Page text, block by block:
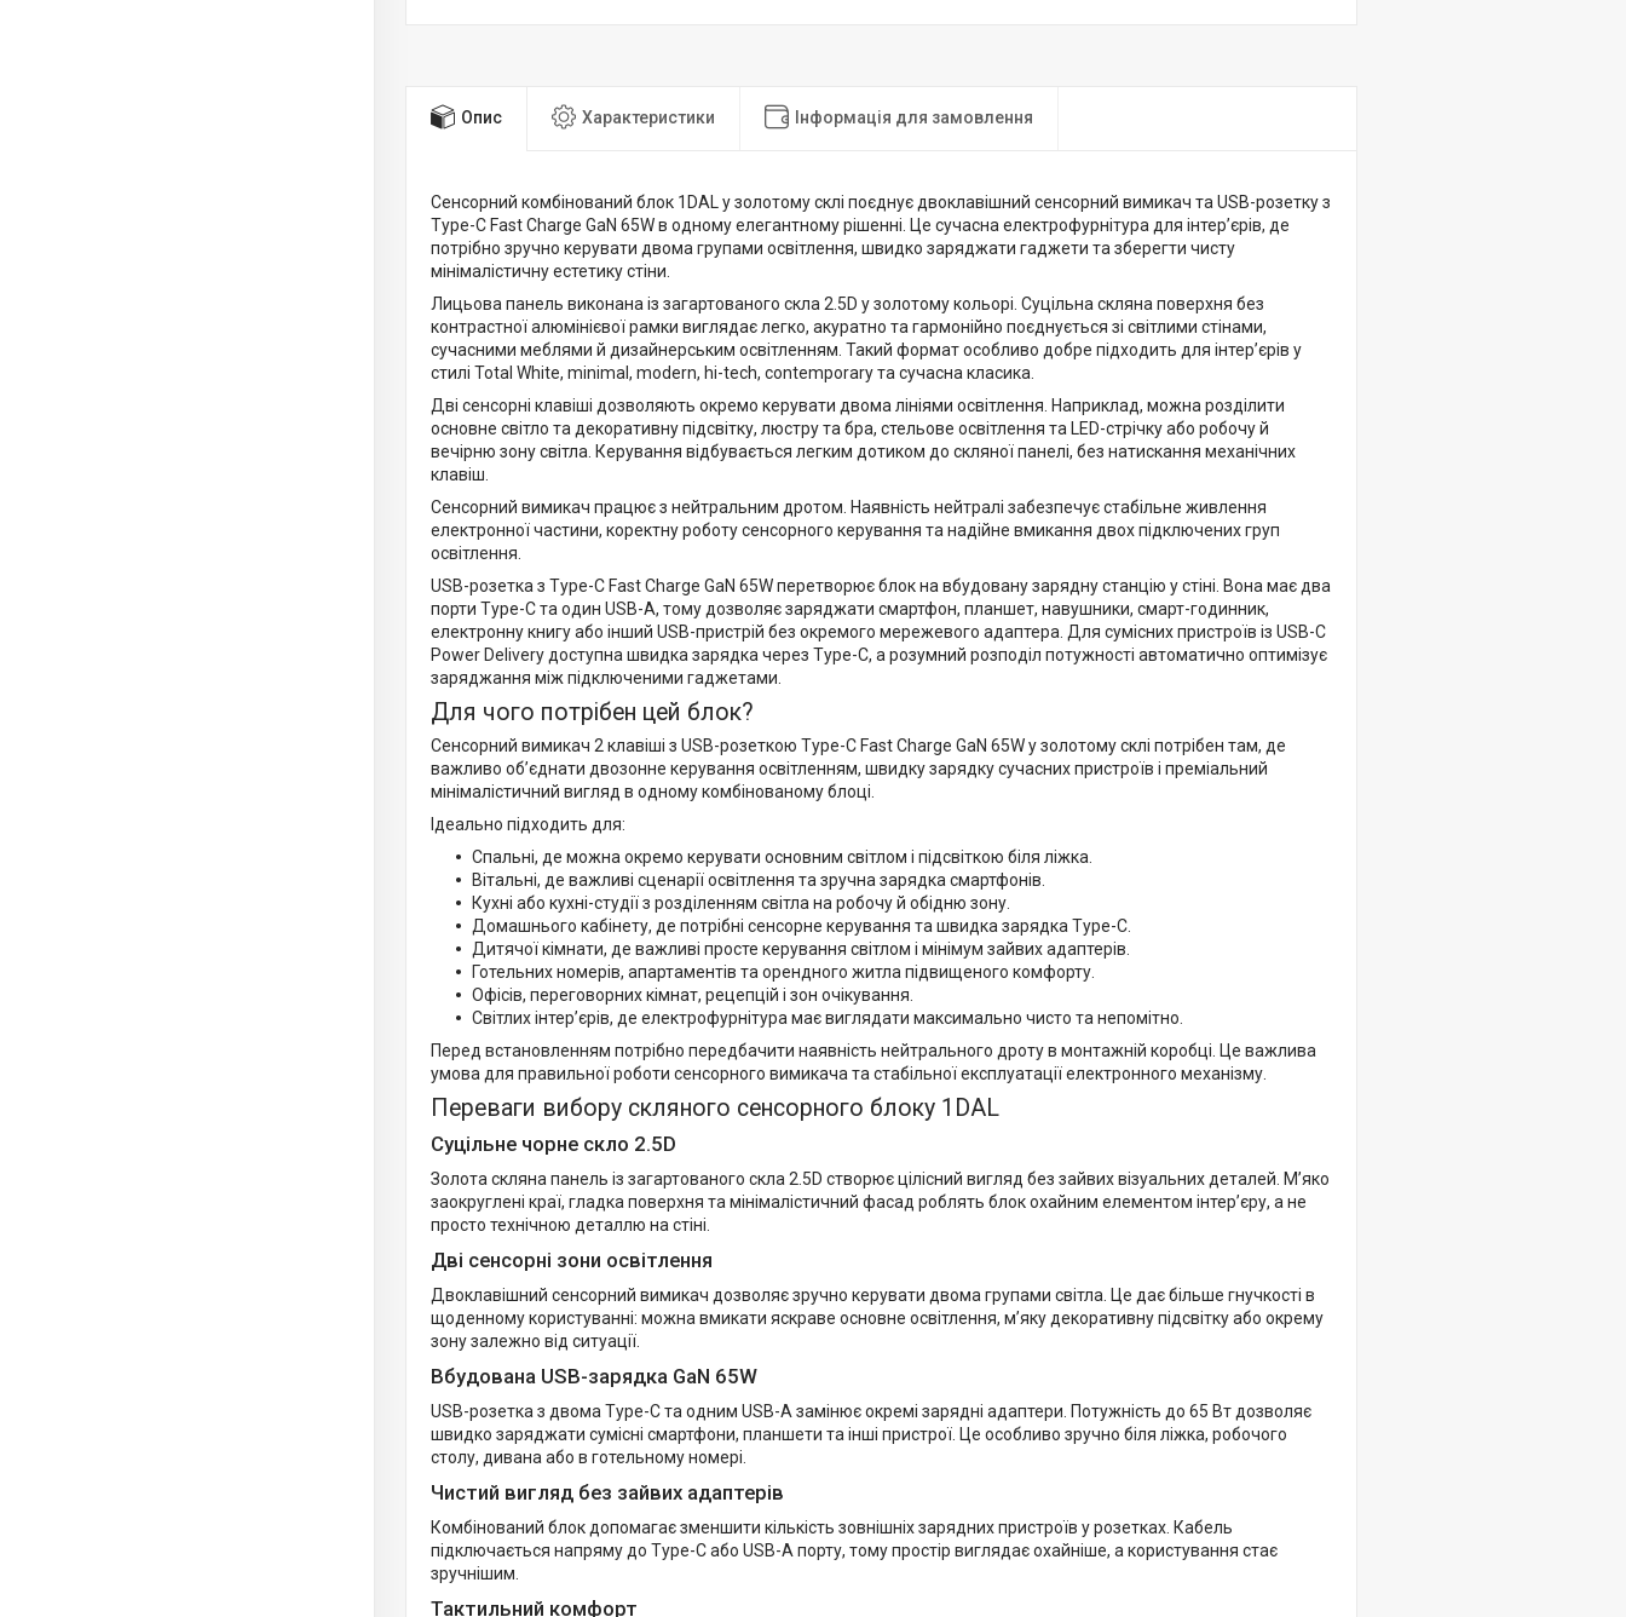
Опис Характеристики Інформація для замовлення
Сенсорний комбінований блок 1DAL у золотому склі поєднує двоклавішний сенсорний вимикач та USB-розетку з
Type-C Fast Charge GaN 65W в одному елегантному рішенні. Це сучасна електрофурнітура для інтер’єрів, де
потрібно зручно керувати двома групами освітлення, швидко заряджати гаджети та зберегти чисту
мінімалістичну естетику стіни.
Лицьова панель виконана із загартованого скла 2.5D у золотому кольорі. Суцільна скляна поверхня без
контрастної алюмінієвої рамки виглядає легко, акуратно та гармонійно поєднується зі світлими стінами,
сучасними меблями й дизайнерським освітленням. Такий формат особливо добре підходить для інтер’єрів у
стилі Total White, minimal, modern, hi-tech, contemporary та сучасна класика.
Дві сенсорні клавіші дозволяють окремо керувати двома лініями освітлення. Наприклад, можна розділити
основне світло та декоративну підсвітку, люстру та бра, стельове освітлення та LED-стрічку або робочу й
вечірню зону світла. Керування відбувається легким дотиком до скляної панелі, без натискання механічних
клавіш.
Сенсорний вимикач працює з нейтральним дротом. Наявність нейтралі забезпечує стабільне живлення
електронної частини, коректну роботу сенсорного керування та надійне вмикання двох підключених груп
освітлення.
USB-розетка з Type-C Fast Charge GaN 65W перетворює блок на вбудовану зарядну станцію у стіні. Вона має два
порти Type-C та один USB-A, тому дозволяє заряджати смартфон, планшет, навушники, смарт-годинник,
електронну книгу або інший USB-пристрій без окремого мережевого адаптера. Для сумісних пристроїв із USB-C
Power Delivery доступна швидка зарядка через Type-C, а розумний розподіл потужності автоматично оптимізує
заряджання між підключеними гаджетами.
Для чого потрібен цей блок?
Сенсорний вимикач 2 клавіші з USB-розеткою Type-C Fast Charge GaN 65W у золотому склі потрібен там, де
важливо об’єднати двозонне керування освітленням, швидку зарядку сучасних пристроїв і преміальний
мінімалістичний вигляд в одному комбінованому блоці.
Ідеально підходить для:
Спальні, де можна окремо керувати основним світлом і підсвіткою біля ліжка.
Вітальні, де важливі сценарії освітлення та зручна зарядка смартфонів.
Кухні або кухні-студії з розділенням світла на робочу й обідню зону.
Домашнього кабінету, де потрібні сенсорне керування та швидка зарядка Type-C.
Дитячої кімнати, де важливі просте керування світлом і мінімум зайвих адаптерів.
Готельних номерів, апартаментів та орендного житла підвищеного комфорту.
Офісів, переговорних кімнат, рецепцій і зон очікування.
Світлих інтер’єрів, де електрофурнітура має виглядати максимально чисто та непомітно.
Перед встановленням потрібно передбачити наявність нейтрального дроту в монтажній коробці. Це важлива
умова для правильної роботи сенсорного вимикача та стабільної експлуатації електронного механізму.
Переваги вибору скляного сенсорного блоку 1DAL
Суцільне чорне скло 2.5D
Золота скляна панель із загартованого скла 2.5D створює цілісний вигляд без зайвих візуальних деталей. М’яко
заокруглені краї, гладка поверхня та мінімалістичний фасад роблять блок охайним елементом інтер’єру, а не
просто технічною деталлю на стіні.
Дві сенсорні зони освітлення
Двоклавішний сенсорний вимикач дозволяє зручно керувати двома групами світла. Це дає більше гнучкості в
щоденному користуванні: можна вмикати яскраве основне освітлення, м’яку декоративну підсвітку або окрему
зону залежно від ситуації.
Вбудована USB-зарядка GaN 65W
USB-розетка з двома Type-C та одним USB-A замінює окремі зарядні адаптери. Потужність до 65 Вт дозволяє
швидко заряджати сумісні смартфони, планшети та інші пристрої. Це особливо зручно біля ліжка, робочого
столу, дивана або в готельному номері.
Чистий вигляд без зайвих адаптерів
Комбінований блок допомагає зменшити кількість зовнішніх зарядних пристроїв у розетках. Кабель
підключається напряму до Type-C або USB-A порту, тому простір виглядає охайніше, а користування стає
зручнішим.
Тактильний комфорт